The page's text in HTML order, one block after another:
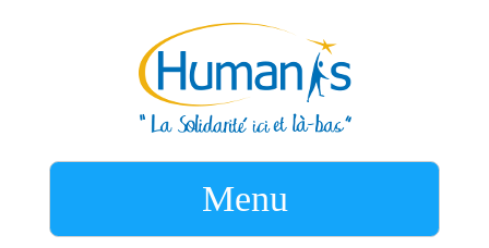
Menu